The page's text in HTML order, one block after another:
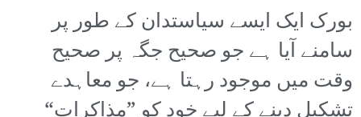
بورک ایک ایسے سیاستدان کے طور پر
سامنے آیا ہے جو صحیح جگہ پر صحیح
وقت میں موجود رہتا ہے، جو معاہدے